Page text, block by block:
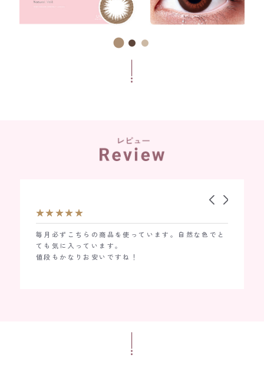
てます感があまりなくて、とても自然な感
方にもオススメです。またリピします！
レンズの見た目はヘーゼルナ
毎月必ずこちらの商品を使っています。自然な色でと
ても気に入っています。
値段もかなりお安いですね！